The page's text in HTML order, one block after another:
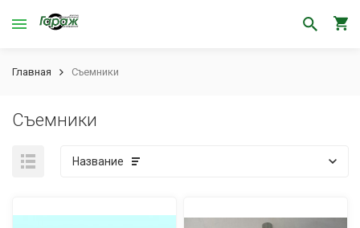
Главная Съемники
Съемники
Название